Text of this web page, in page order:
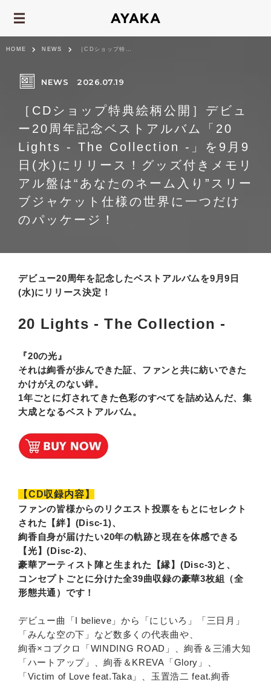
HOME NEWS ［CDショップ特典絵柄公開］デビュー20周年記念ベストアルバム「20 Lights - ...
NEWS 2026.07.19
［CDショップ特典絵柄公開］デビュ
ー20周年記念ベストアルバム「20
Lights - The Collection -」を9月9
日(水)にリリース！グッズ付きメモリ
アル盤は“あなたのネーム入り”スリー
ブジャケット仕様の世界に一つだけ
のパッケージ！
デビュー20周年を記念したベストアルバムを9月9日
(水)にリリース決定！
20 Lights - The Collection -
『20の光』
それは絢香が歩んできた証、ファンと共に紡いできた
かけがえのない絆。
1年ごとに灯されてきた色彩のすべてを詰め込んだ、集
大成となるベストアルバム。
【CD収録内容】
ファンの皆様からのリクエスト投票をもとにセレクト
された【絆】(Disc-1)、
絢香自身が届けたい20年の軌跡と現在を体感できる
【光】(Disc-2)、
豪華アーティスト陣と生まれた【縁】(Disc-3)と、
コンセプトごとに分けた全39曲収録の豪華3枚組（全
形態共通）です！
デビュー曲「I believe」から「にじいろ」「三日月」
「みんな空の下」など数多くの代表曲や、
絢香×コブクロ「WINDING ROAD」、絢香＆三浦大知
「ハートアップ」、絢香＆KREVA「Glory」、
「Victim of Love feat.Taka」、玉置浩二 feat.絢香